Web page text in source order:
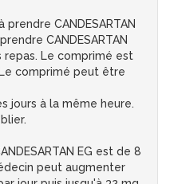
CANDESARTAN
CANDESARTAN
repas. Le comprimé est
comprimé peut être
jours à la même heure.
EG est de 8
peut augmenter